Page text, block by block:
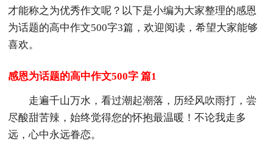
才能称之为优秀作文呢？以下是小编为大家整理的感恩
为话题的高中作文500字3篇，欢迎阅读，希望大家能够
喜欢。
感恩为话题的高中作文500字 篇1
走遍千山万水，看过潮起潮落，历经风吹雨打，尝
尽酸甜苦辣，始终觉得您的怀抱最温暖！不论我走多
远，心中永远眷恋。